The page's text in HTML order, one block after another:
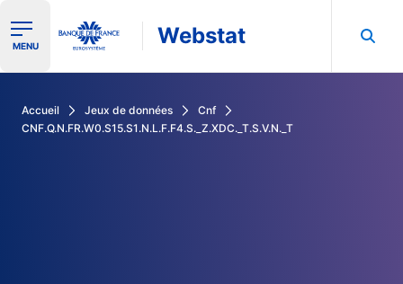
Ouvrir le menu de navigation
MENU Webstat
Accueil Jeux de données
Cnf
CNF.Q.N.FR.W0.S15.S1.N.L.F.F4.S._Z.XDC._T.S.V.N._T